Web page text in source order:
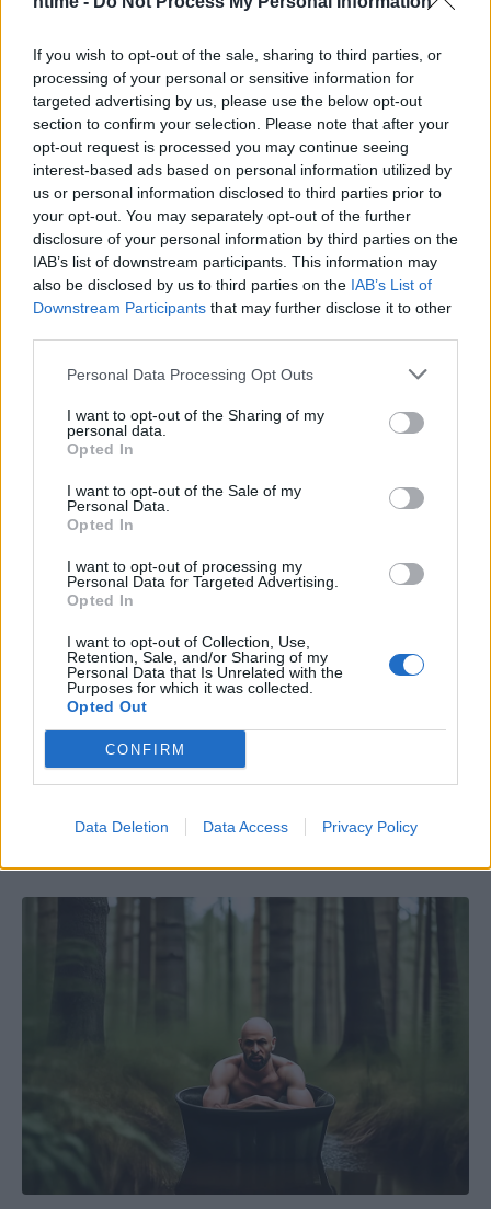
If you wish to opt-out of the sale, sharing to third parties, or
processing of your personal or sensitive information for
targeted advertising by us, please use the below opt-out
section to confirm your selection. Please note that after your
opt-out request is processed you may continue seeing
interest-based ads based on personal information utilized by
us or personal information disclosed to third parties prior to
your opt-out. You may separately opt-out of the further
disclosure of your personal information by third parties on the
IAB’s list of downstream participants. This information may
also be disclosed by us to third parties on the IAB’s List of
Downstream Participants that may further disclose it to other
Personal Data Processing Opt Outs
I want to opt-out of the Sharing of my
personal data.
Opted In
I want to opt-out of the Sale of my
Personal Data.
Opted In
I want to opt-out of processing my
Personal Data for Targeted Advertising.
Opted In
I want to opt-out of Collection, Use,
Retention, Sale, and/or Sharing of my
Personal Data that Is Unrelated with the
Purposes for which it was collected.
Opted Out
CONFIRM
Data Deletion Data Access Privacy Policy